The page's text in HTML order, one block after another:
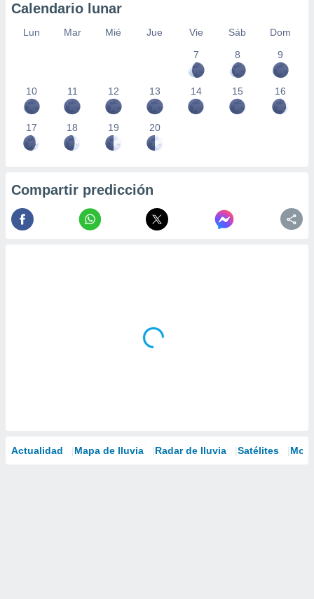
Calendario lunar
Lun Mar Mié Jue Vie Sáb
Dom
7
8 9
10 11 12 13 14 15 16
17 18 19 20
Compartir predicción
Actualidad Mapa de lluvia Radar de lluvia Satélites